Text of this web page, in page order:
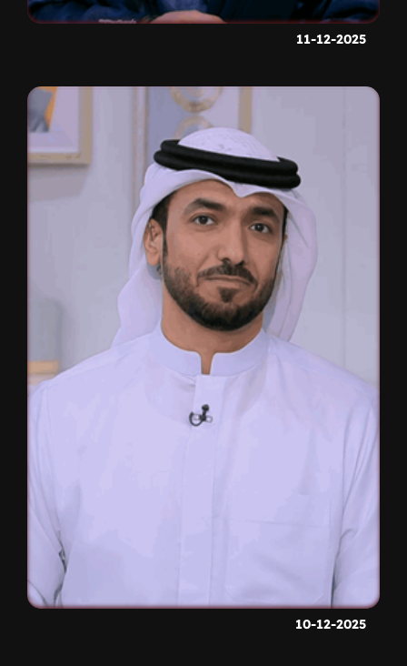
11-12-2025
10-12-2025